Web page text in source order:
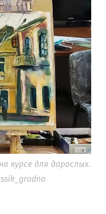
курсе для дарослых.